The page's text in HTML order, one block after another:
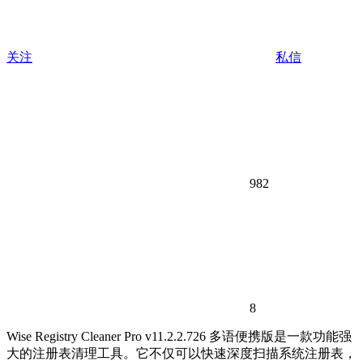
关注 私信
982
8
Wise Registry Cleaner Pro v11.2.2.726 多语便携版是一款功能强
大的注册表清理工具。它不仅可以快速深度扫描系统注册表，